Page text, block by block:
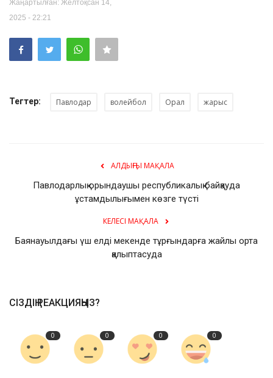
Жаңартылған: Желтоқсан 14,
2025 - 22:21
Тегтер: Павлодар волейбол Орал жарыс
АЛДЫҢҒЫ МАҚАЛА
Павлодарлық орындаушы республикалық байқауда
ұстамдылығымен көзге түсті
КЕЛЕСІ МАҚАЛА
Баянауылдағы үш елді мекенде тұрғындарға жайлы орта
қалыптасуда
СІЗДІҢ РЕАКЦИЯҢЫЗ?
0 0 0 0